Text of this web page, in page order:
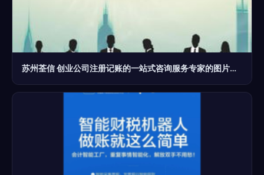
苏州荃信 创业公司注册记账的一站式咨询服务专家的图片揭秘